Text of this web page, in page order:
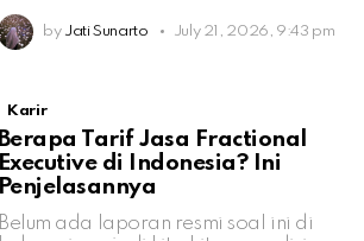
by Jati Sunarto July 21, 2026, 9:43 pm
Karir
Berapa Tarif Jasa Fractional
Executive di Indonesia? Ini
Penjelasannya
Belum ada laporan resmi soal ini di